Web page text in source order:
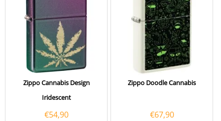
Zippo Cannabis Design
Iridescent
€54,90
Zippo Doodle Cannabis
€67,90